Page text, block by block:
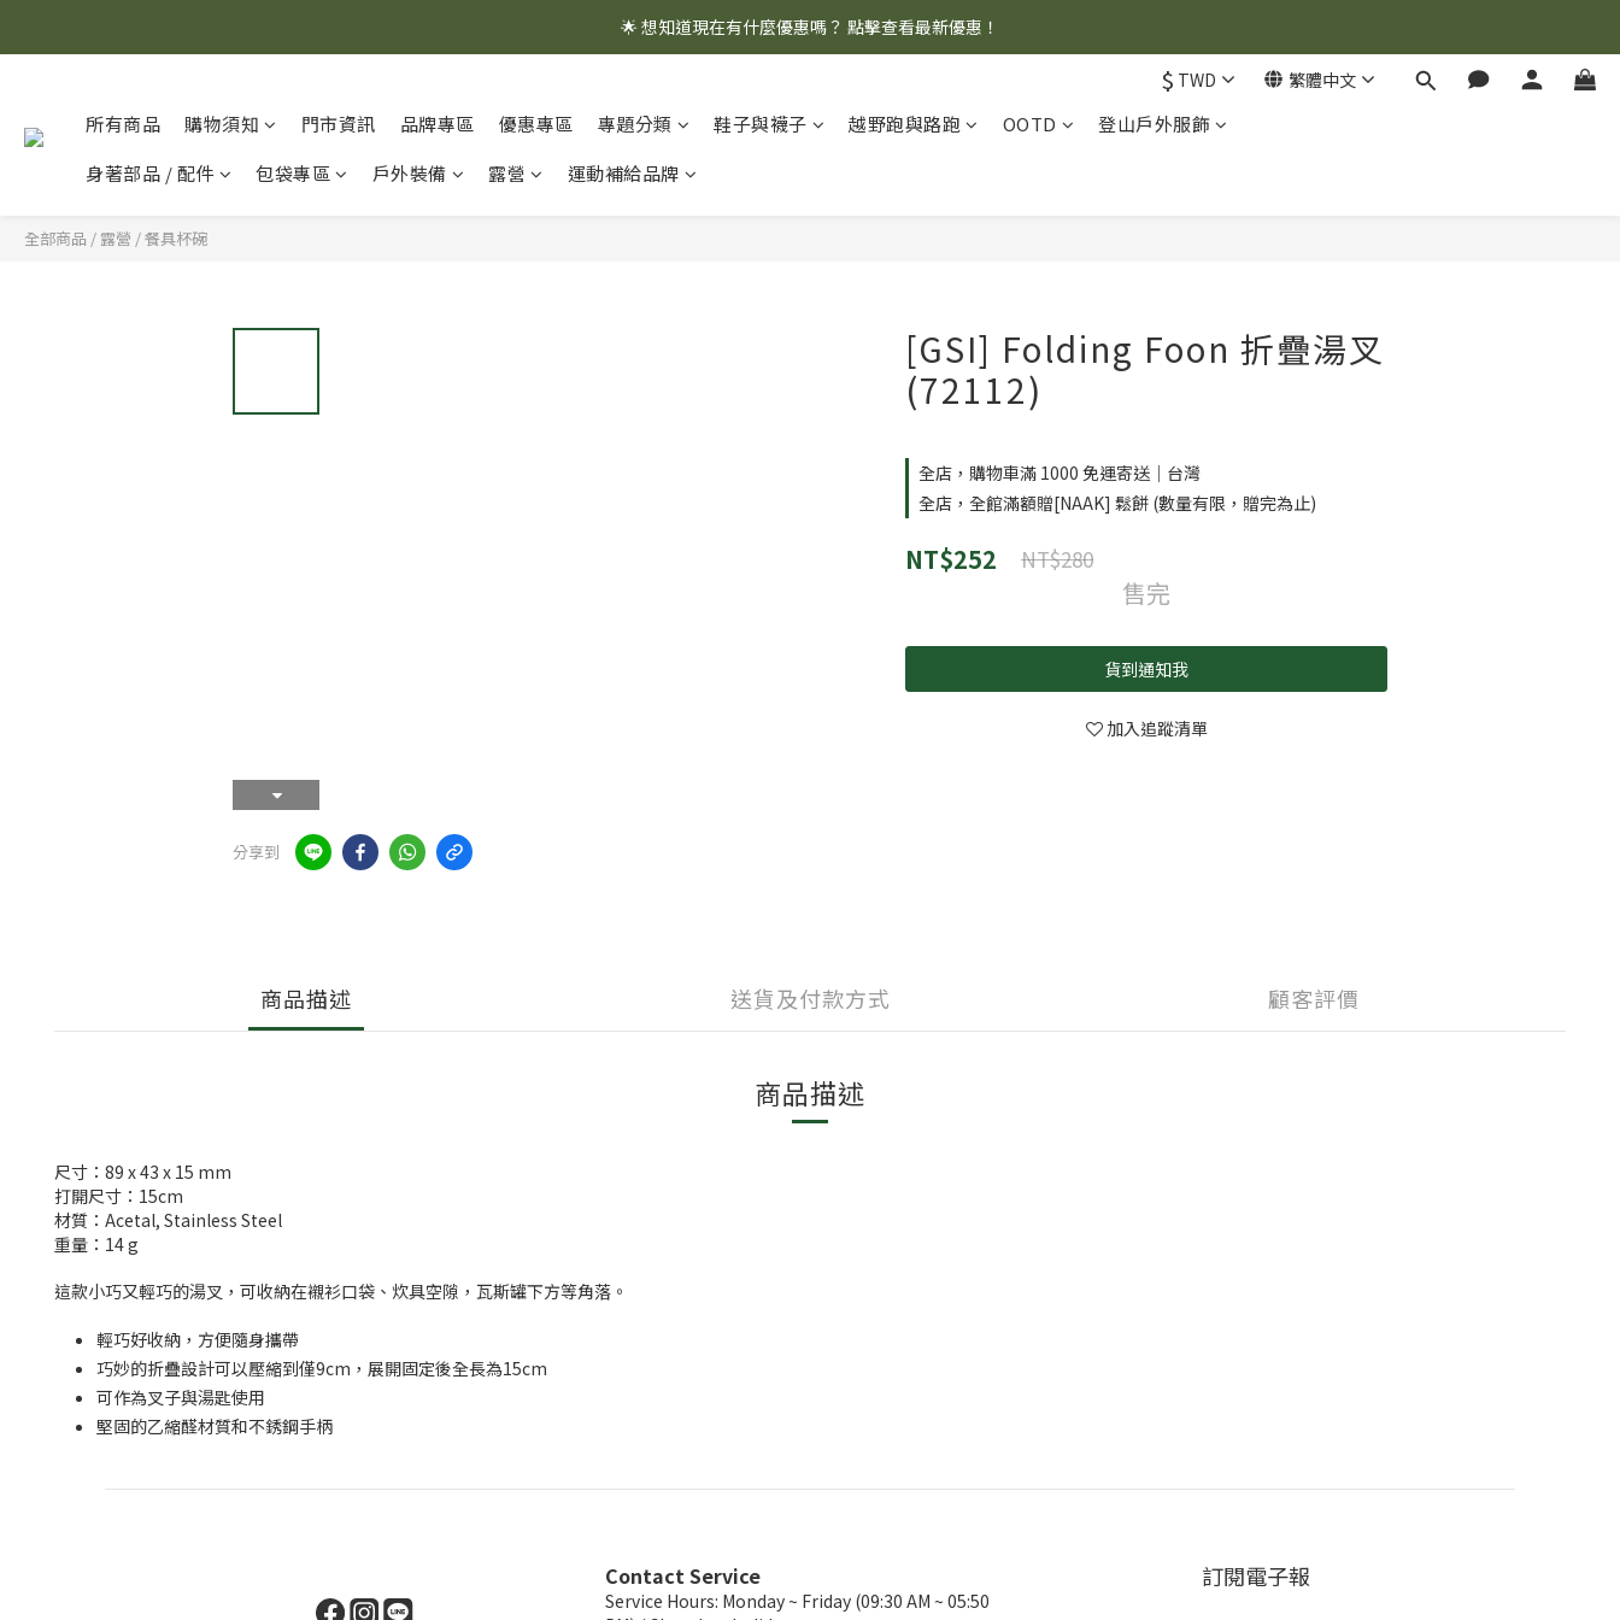
🌟 想知道現在有什麼優惠嗎？ 點擊查看最新優惠！
🌟 想知道現在有什麼優惠嗎？ 點擊查看最新優惠！
🌟 想知道現在有什麼優惠嗎？ 點擊查看最新優惠！
$ TWD 繁體中文
所有商品 購物須知 門市資訊 品牌專區 優惠專區 專題分類 鞋子與襪子 越野跑與路跑 OOTD
登山戶外服飾
身著部品 / 配件
包袋專區 戶外裝備 露營 運動補給品牌
全部商品 / 露營 /餐具杯碗
分享到
[GSI] Folding Foon 折疊湯叉
(72112)
全店，購物車滿 1000 免運寄送｜台灣
全店，全館滿額贈[NAAK] 鬆餅 (數量有限，贈完為止)
NT$252 NT$280
售完
貨到通知我
加入追蹤清單
商品描述 送貨及付款方式 顧客評價
商品描述
尺寸：89 x 43 x 15 mm
打開尺寸：15cm
材質：Acetal, Stainless Steel
重量：14 g
這款小巧又輕巧的湯叉，可收納在襯衫口袋、炊具空隙，瓦斯罐下方等角落。
輕巧好收納，方便隨身攜帶
巧妙的折疊設計可以壓縮到僅9cm，展開固定後全長為15cm
可作為叉子與湯匙使用
堅固的乙縮醛材質和不銹鋼手柄
Contact Service
Service Hours: Monday ~ Friday (09:30 AM ~ 05:50
訂閱電子報